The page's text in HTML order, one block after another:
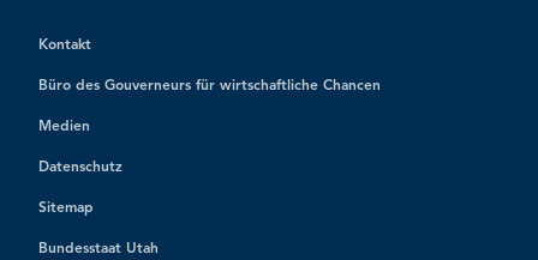
Kontakt
Büro des Gouverneurs für wirtschaftliche Chancen
Medien
Datenschutz
Sitemap
Bundesstaat Utah